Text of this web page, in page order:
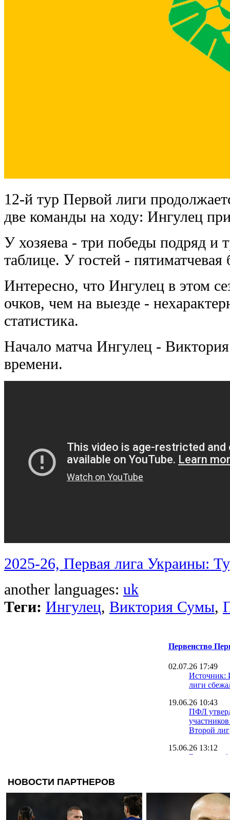
12-й тур Первой лиги
две команды на ходу: Ингулец
У хозяева - три победы подряд и
таблице. У гостей -
Интересно, что Ингулец в этом
очков, чем на выезде -
статистика.
Начало матча Ингулец -
времени.
2025-26, Первая лига Украины:
another languages: uk
Теги: Ингулец, Виктория Сумы,
Первенство
02.07.26 17:49
Источник:
лиги
19.06.26 10:43
ПФЛ
Второй лиг
15.06.26 13:12
Баранов
15.06.26 11:28
Финалист
сменил